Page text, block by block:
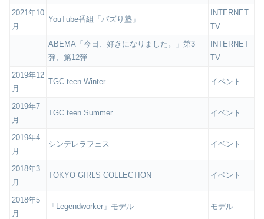
2021年10
月
YouTube番組「バズり塾」
INTERNET
TV
–
ABEMA「今日、好きになりました。」第3
弾、第12弾
INTERNET
TV
2019年12
月
TGC teen Winter イベント
2019年7
月
TGC teen Summer イベント
2019年4
月
シンデレラフェス イベント
2018年3
月
TOKYO GIRLS COLLECTION イベント
2018年5
月
「Legendworker」モデル モデル